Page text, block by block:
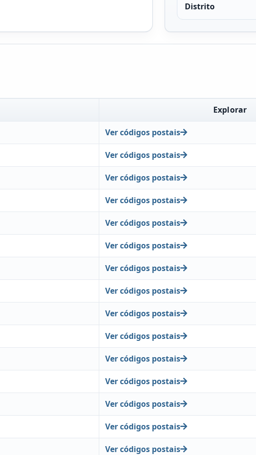
Distrito
Explorar
Ver códigos postais
Ver códigos postais
Ver códigos postais
Ver códigos postais
Ver códigos postais
Ver códigos postais
Ver códigos postais
Ver códigos postais
Ver códigos postais
Ver códigos postais
Ver códigos postais
Ver códigos postais
Ver códigos postais
Ver códigos postais
Ver códigos postais